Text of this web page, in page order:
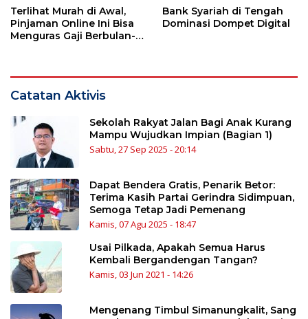
Terlihat Murah di Awal,
Pinjaman Online Ini Bisa
Menguras Gaji Berbulan-
Bank Syariah di Tengah
Dominasi Dompet Digital
Catatan Aktivis
Sekolah Rakyat Jalan Bagi Anak Kurang
Mampu Wujudkan Impian (Bagian 1)
Sabtu, 27 Sep 2025 - 20:14
Dapat Bendera Gratis, Penarik Betor:
Terima Kasih Partai Gerindra Sidimpuan,
Semoga Tetap Jadi Pemenang
Kamis, 07 Agu 2025 - 18:47
Usai Pilkada, Apakah Semua Harus
Kembali Bergandengan Tangan?
Kamis, 03 Jun 2021 - 14:26
Mengenang Timbul Simanungkalit, Sang